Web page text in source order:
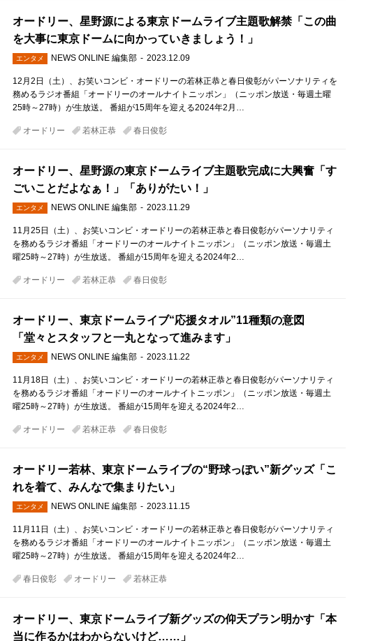
オードリー、星野源による東京ドームライブ主題歌解禁「この曲
を大事に東京ドームに向かっていきましょう！」
エンタメ NEWS ONLINE 編集部 2023.12.09
12月2日（土）、お笑いコンビ・オードリーの若林正恭と春日俊彰がパーソナリティを
務めるラジオ番組「オードリーのオールナイトニッポン」（ニッポン放送・毎週土曜
25時～27時）が生放送。 番組が15周年を迎える2024年2月…
オードリー 若林正恭 春日俊彰
オードリー、星野源の東京ドームライブ主題歌完成に大興奮「す
ごいことだよなぁ！」「ありがたい！」
エンタメ NEWS ONLINE 編集部 2023.11.29
11月25日（土）、お笑いコンビ・オードリーの若林正恭と春日俊彰がパーソナリティ
を務めるラジオ番組「オードリーのオールナイトニッポン」（ニッポン放送・毎週土
曜25時～27時）が生放送。 番組が15周年を迎える2024年2…
オードリー 若林正恭 春日俊彰
オードリー、東京ドームライブ“応援タオル”11種類の意図
「堂々とスタッフと一丸となって進みます」
エンタメ NEWS ONLINE 編集部 2023.11.22
11月18日（土）、お笑いコンビ・オードリーの若林正恭と春日俊彰がパーソナリティ
を務めるラジオ番組「オードリーのオールナイトニッポン」（ニッポン放送・毎週土
曜25時～27時）が生放送。 番組が15周年を迎える2024年2…
オードリー 若林正恭 春日俊彰
オードリー若林、東京ドームライブの“野球っぽい”新グッズ「こ
れを着て、みんなで集まりたい」
エンタメ NEWS ONLINE 編集部 2023.11.15
11月11日（土）、お笑いコンビ・オードリーの若林正恭と春日俊彰がパーソナリティ
を務めるラジオ番組「オードリーのオールナイトニッポン」（ニッポン放送・毎週土
曜25時～27時）が生放送。 番組が15周年を迎える2024年2…
春日俊彰 オードリー 若林正恭
オードリー、東京ドームライブ新グッズの仰天プラン明かす「本
当に作るかはわからないけど……」